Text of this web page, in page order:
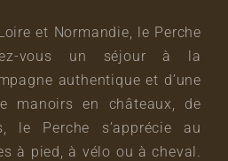
et Normandie, le Perche
vous un séjour à la
authentique et d’une
manoirs en châteaux, de
le Perche s’apprécie au
à pied, à vélo ou à cheval.